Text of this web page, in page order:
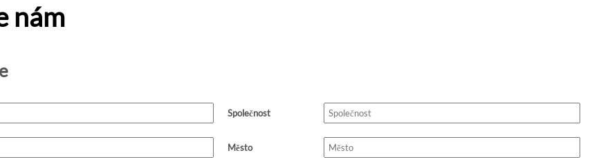
nám
Společnost
Město